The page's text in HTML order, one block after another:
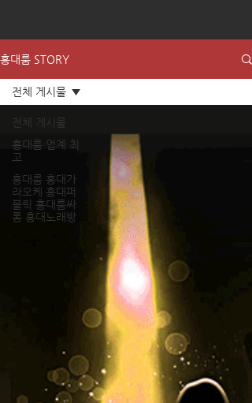
홍대룸 STORY
전체 게시물
홍대룸 업계 최
고
홍대룸 홍대가
라오케 홍대퍼
블릭 홍대룸싸
롱 홍대노래방
전체 게시물